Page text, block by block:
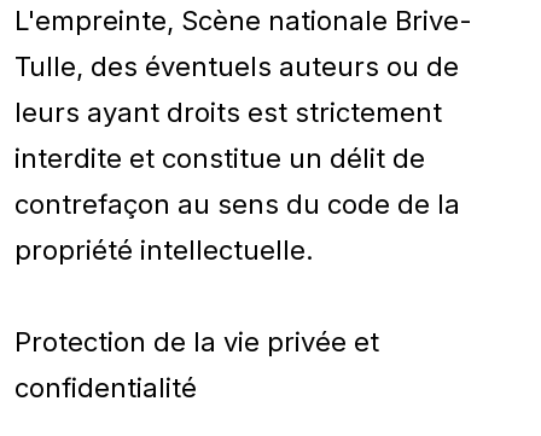
L'empreinte, Scène nationale Brive-
Tulle, des éventuels auteurs ou de
leurs ayant droits est strictement
interdite et constitue un délit de
contrefaçon au sens du code de la
propriété intellectuelle.
Protection de la vie privée et
confidentialité